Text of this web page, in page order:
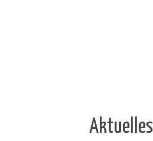
Aktuelles